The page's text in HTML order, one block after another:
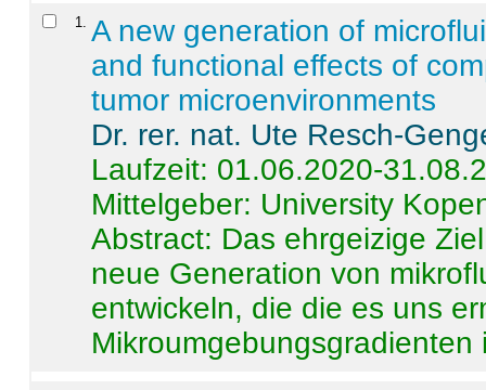
1
A new generation of
and functional effects of
tumor microenvironments
Dr. rer. nat. Ute Resch-
Laufzeit: 01.06.2020-
Mittelgeber: University
Abstract: Das ehrgeizige
neue Generation von
entwickeln, die die es uns
Mikroumgebungsgradienten